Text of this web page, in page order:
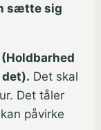
sætte sig
Det skal
Det tåler
påvirke